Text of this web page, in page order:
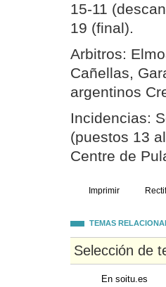
15-11
19 (final).
Arbitros:
Cañellas,
argentinos
Incidencias:
(puestos 13
Centre de
Imprimir
TEMAS
Selección de
En soitu.es